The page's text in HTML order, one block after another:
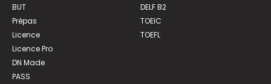
BUT
Prépas
Licence
Licence Pro
DN Made
PASS
DELF B2
TOEIC
TOEFL